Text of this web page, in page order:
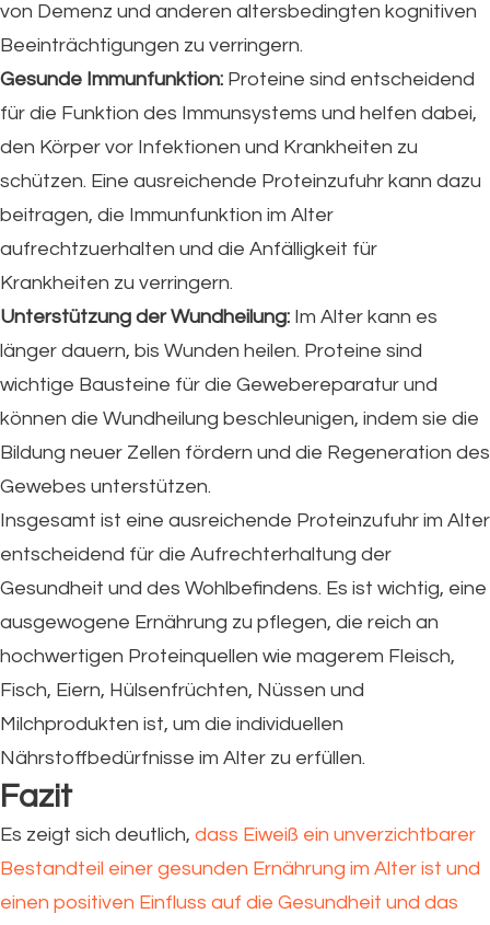
von Demenz und anderen altersbedingten kognitiven
Beeinträchtigungen zu verringern.
Gesunde Immunfunktion: Proteine sind entscheidend
für die Funktion des Immunsystems und helfen dabei,
den Körper vor Infektionen und Krankheiten zu
schützen. Eine ausreichende Proteinzufuhr kann dazu
beitragen, die Immunfunktion im Alter
aufrechtzuerhalten und die Anfälligkeit für
Krankheiten zu verringern.
Unterstützung der Wundheilung: Im Alter kann es
länger dauern, bis Wunden heilen. Proteine sind
wichtige Bausteine für die Gewebereparatur und
können die Wundheilung beschleunigen, indem sie die
Bildung neuer Zellen fördern und die Regeneration des
Gewebes unterstützen.
Insgesamt ist eine ausreichende Proteinzufuhr im Alter
entscheidend für die Aufrechterhaltung der
Gesundheit und des Wohlbefindens. Es ist wichtig, eine
ausgewogene Ernährung zu pflegen, die reich an
hochwertigen Proteinquellen wie magerem Fleisch,
Fisch, Eiern, Hülsenfrüchten, Nüssen und
Milchprodukten ist, um die individuellen
Nährstoffbedürfnisse im Alter zu erfüllen.
Fazit
Es zeigt sich deutlich, dass Eiweiß ein unverzichtbarer
Bestandteil einer gesunden Ernährung im Alter ist und
einen positiven Einfluss auf die Gesundheit und das